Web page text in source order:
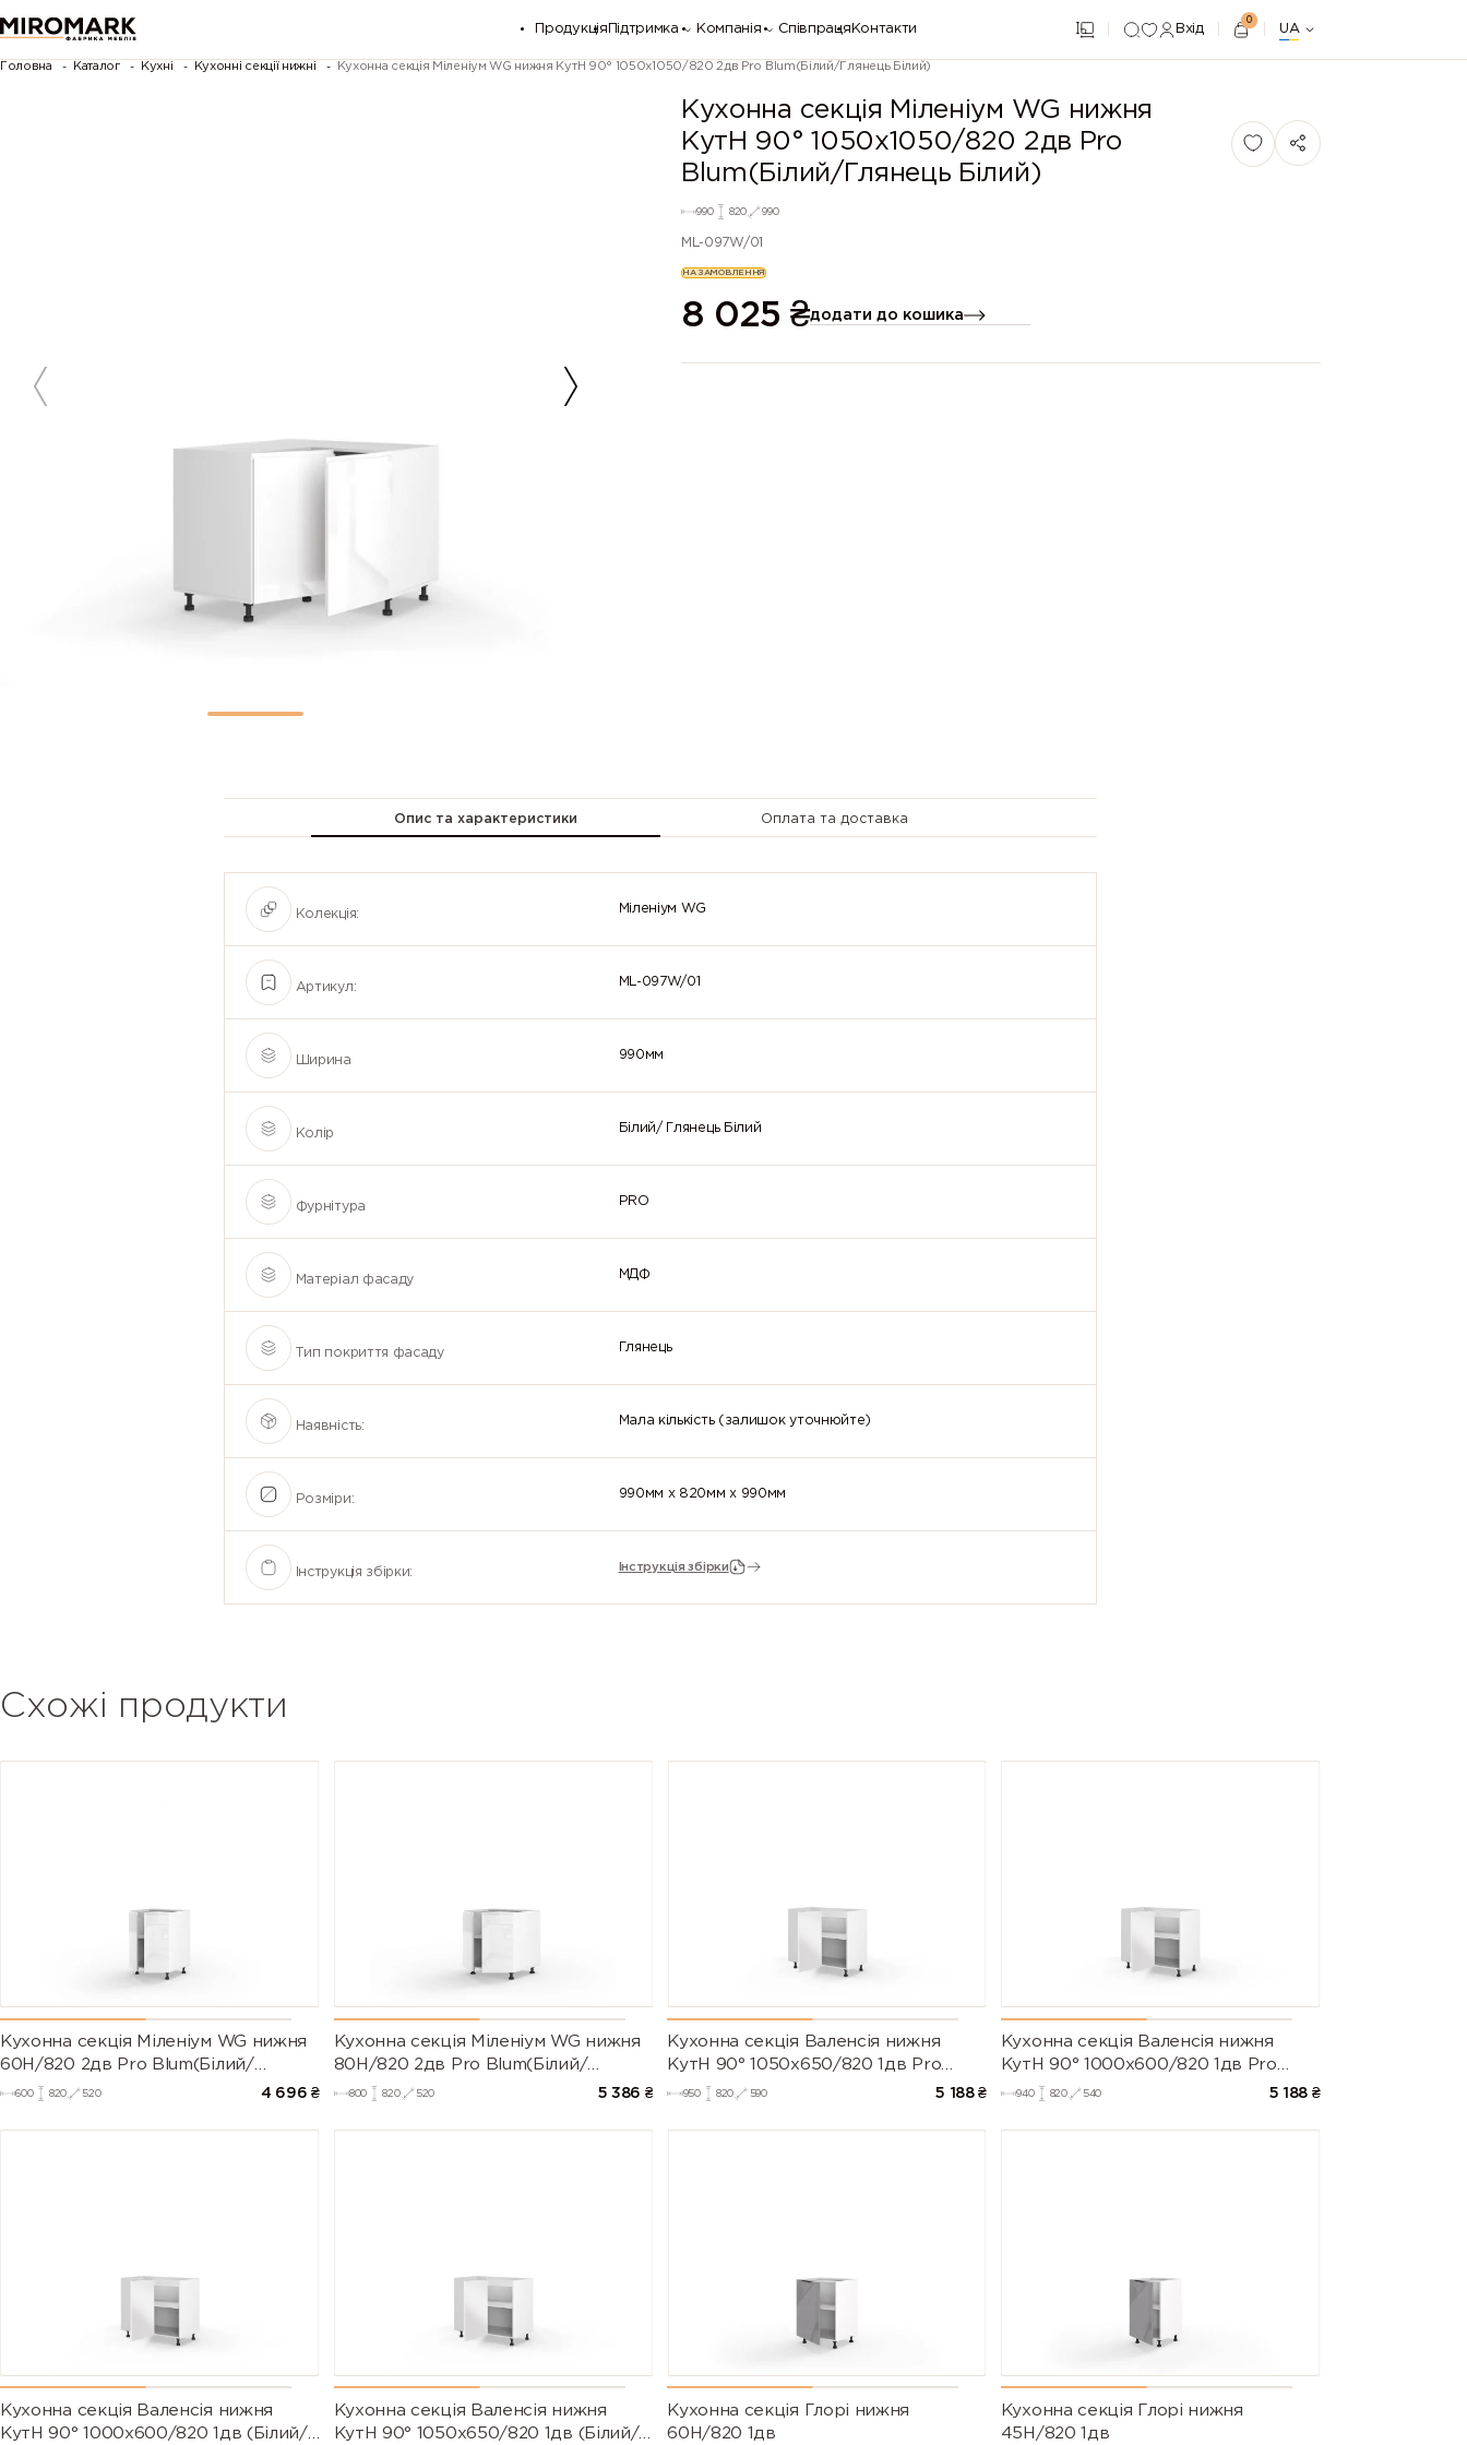
Продукція Підтримка Компанія Співпраця Контакти Вхід
0
UA
Головна Каталог Кухні Кухонні секції нижні Кухонна секція Міленіум WG нижня КутН 90° 1050х1050/820 2дв Pro Blum(Білий/Глянець Білий)
Кухонна секція Міленіум WG нижня
КутН 90° 1050х1050/820 2дв Pro
Blum(Білий/Глянець Білий)
990 820 990
ML-097W/01
НА ЗАМОВЛЕННЯ
8 025 ₴додати до кошика
Опис та характеристики Оплата та доставка
Колекція: Міленіум WG
Артикул: ML-097W/01
Ширина 990мм
Колір Білий/ Глянець Білий
Фурнітура PRO
Матеріал фасаду МДФ
Тип покриття фасаду Глянець
Наявність: Мала кількість (залишок уточнюйте)
Розміри: 990мм x 820мм x 990мм
Інструкція збірки: Інструкція збірки
Схожі продукти
Кухонна секція Міленіум WG нижня
60Н/820 2дв Pro Blum(Білий/
Глянець Білий)
600 820 520 4 696 ₴
Кухонна секція Міленіум WG нижня
80Н/820 2дв Pro Blum(Білий/
Глянець Білий (Серія М))
800 820 520 5 386 ₴
Кухонна секція Валенсія нижня
КутН 90° 1050х650/820 1дв Pro
Blum (Білий/Напівмат Білий 9003)
950 820 590 5 188 ₴
Кухонна секція Валенсія нижня
КутН 90° 1000х600/820 1дв Pro
Blum (Білий/Напівмат Білий 9003)
940 820 540 5 188 ₴
Кухонна секція Валенсія нижня
КутН 90° 1000х600/820 1дв (Білий/
Кухонна секція Валенсія нижня
КутН 90° 1050х650/820 1дв (Білий/
Кухонна секція Глорі нижня
60Н/820 1дв
Кухонна секція Глорі нижня
45Н/820 1дв